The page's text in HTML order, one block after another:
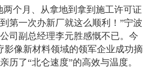
两个月、从拿地到拿到施工许可证
第一次办新厂就这么顺利！”宁波
司副总经理李元胜感慨不已。今
影像新材料领域的领军企业成功摘
历了“北仑速度”的高效与温度。